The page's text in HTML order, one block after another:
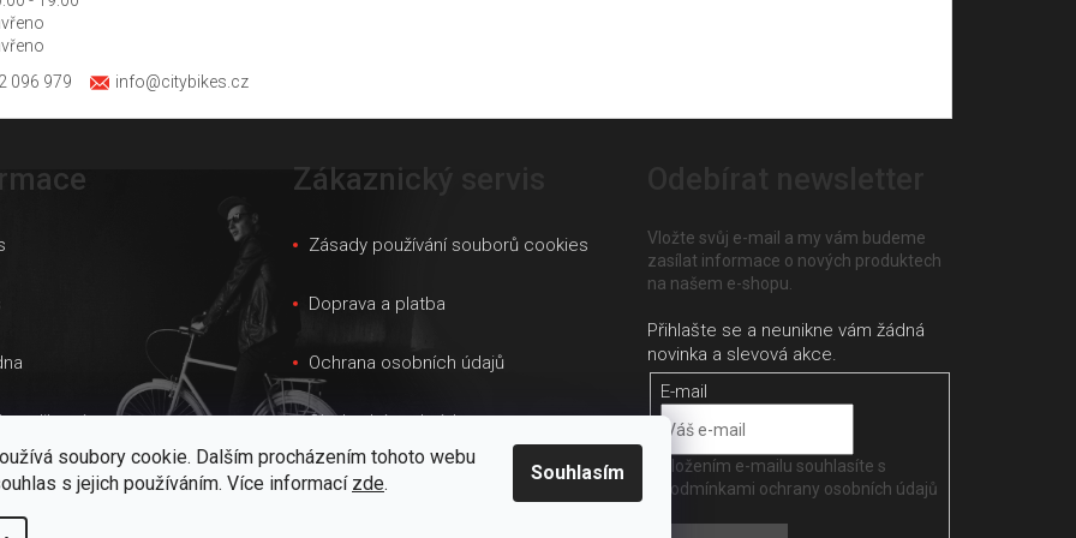
soubory cookie. Dalším procházením tohoto webu
s jejich používáním. Více informací zde. Souhlasím
096 979
info@citybikes.cz
velikostí
Zákaznický servis
Zásady používání souborů cookies
Doprava a platba
Ochrana osobních údajů
Obchodní podmínky
Velkoobchod
Vložte svůj e-mail a my vám budeme
zasílat informace o nových produktech
na našem e-shopu.
E-mail
Vložením e-mailu souhlasíte s
podmínkami ochrany osobních údajů